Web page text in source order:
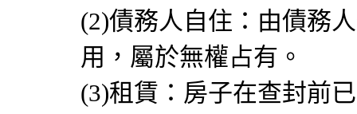
(2)債務人自住：由債務
用，屬於無權占有。
(3)租賃：房子在查封前